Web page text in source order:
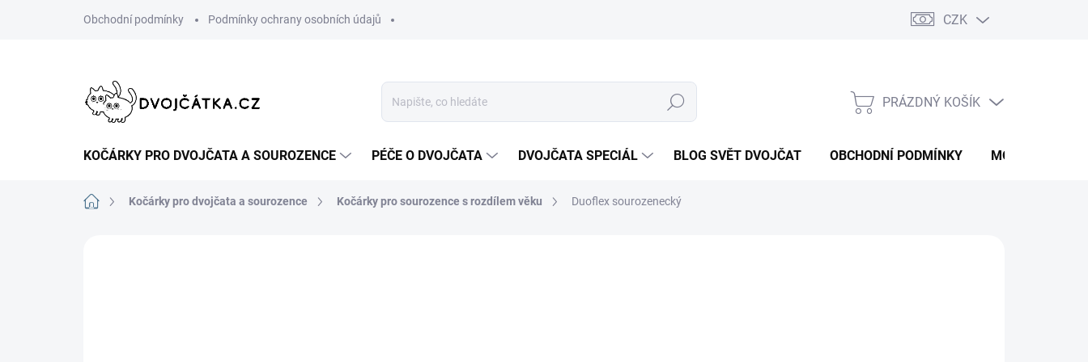
Obchodní podmínky Podmínky ochrany osobních údajů CZK
Hledat
NÁKUPNÍ
PRÁZDNÝ KOŠÍK
KOČÁRKY PRO DVOJČATA A SOUROZENCE PÉČE O DVOJČATA DVOJČATA SPECIÁL BLOG SVĚT DVOJČAT OBCHODNÍ PODMÍNKY MOJE
Domů Kočárky pro dvojčata a sourozence Kočárky pro sourozence s rozdílem věku Duoflex sourozenecký